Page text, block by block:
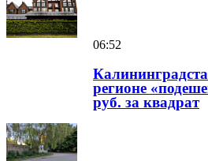
06:52
регионе
руб. за квадрат